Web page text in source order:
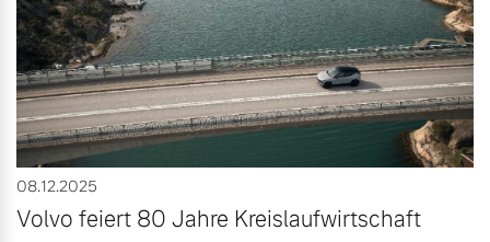
08.12.2025
Volvo feiert 80 Jahre Kreislaufwirtschaft